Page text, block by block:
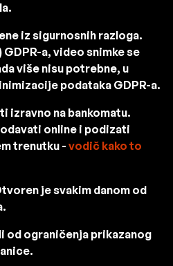
iz sigurnosnih razloga.
GDPR-a, video snimke se
više nisu potrebne, u
podataka GDPR-a.
izravno na bankomatu.
online i podizati
trenutku - vodič kako to
je svakim danom od
od ograničenja prikazanog